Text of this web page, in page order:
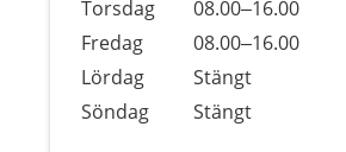
Torsdag
08.00–16.00
Fredag
08.00–16.00
Lördag
Stängt
Söndag
Stängt